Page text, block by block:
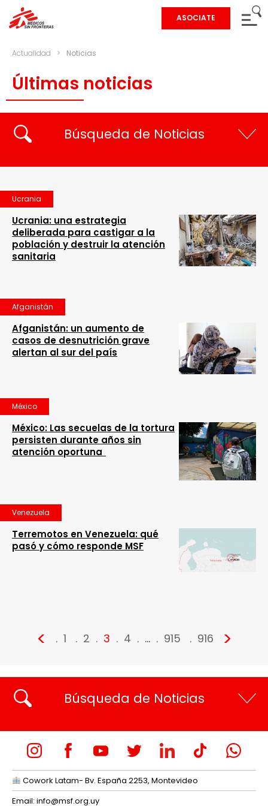
ASOCIATE
Actualidad > Noticias
Últimas noticias
Búsqueda de Noticias
Ucrania
Ucrania: una estrategia
deliberada para castigar a la
población y destruir la atención
sanitaria
Afganistán
Afganistán: un aumento de
casos de desnutrición grave
alertan al sur del país
México
México: Las secuelas de la tortura
persisten durante años sin
atención oportuna
Venezuela
Terremotos en Venezuela: qué
pasó y cómo responde MSF
< 1 2 3 4 … 915 916 >
Búsqueda de Noticias
Cowork Latam- Bv. España 2253, Montevideo
Email: info@msf.org.uy